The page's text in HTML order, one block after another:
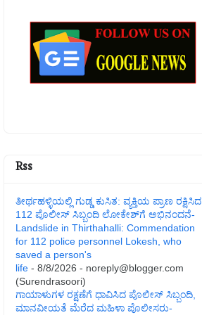
Rss
ತೀರ್ಥಹಳ್ಳಿಯಲ್ಲಿ ಗುಡ್ಡ ಕುಸಿತ: ವ್ಯಕ್ತಿಯ ಪ್ರಾಣ ರಕ್ಷಿಸಿದ
112 ಪೊಲೀಸ್ ಸಿಬ್ಬಂದಿ ಲೋಕೇಶ್‌ಗೆ ಅಭಿನಂದನೆ-
Landslide in Thirthahalli: Commendation
for 112 police personnel Lokesh, who
saved a person's
life - 8/8/2026 - noreply@blogger.com
(Surendrasoori)
ಗಾಯಾಳುಗಳ ರಕ್ಷಣೆಗೆ ಧಾವಿಸಿದ ಪೊಲೀಸ್ ಸಿಬ್ಬಂದಿ,
ಮಾನವೀಯತೆ ಮೆರೆದ ಮಹಿಳಾ ಪೊಲೀಸರು-